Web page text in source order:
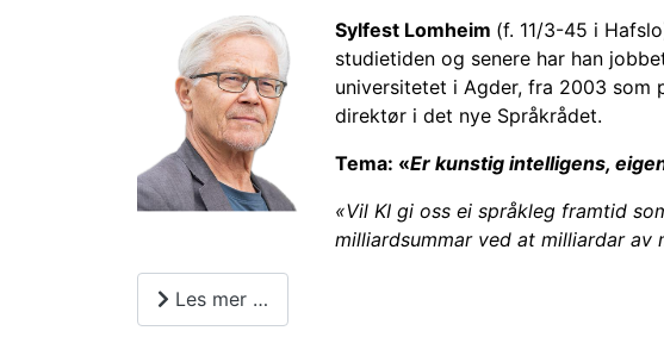
Sylfest Lomheim (f. 11/3-45 i
studietiden og senere har han
universitetet i Agder, fra 2003 som
direktør i det nye Språkrådet.
Tema: «Er kunstig intelligens,
«Vil KI gi oss ei språkleg framtid
milliardsummar ved at milliardar
Les mer …